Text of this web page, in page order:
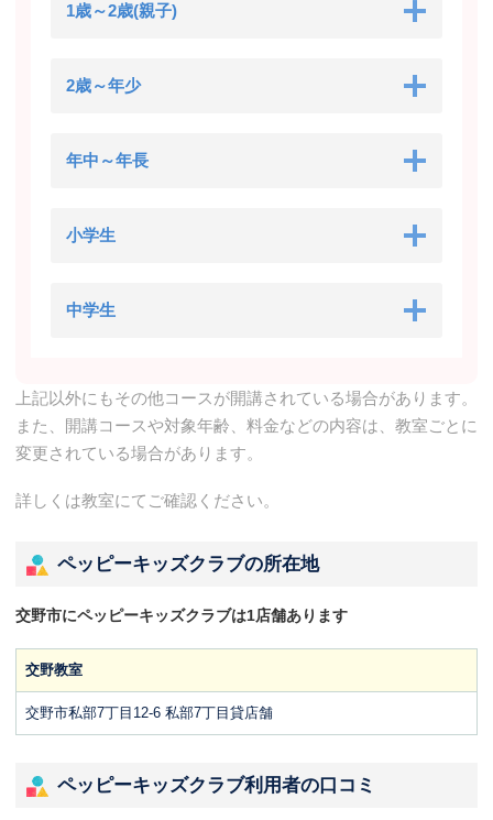
1歳～2歳(親子)
2歳～年少
年中～年長
小学生
中学生
上記以外にもその他コースが開講されている場合があります。
また、開講コースや対象年齢、料金などの内容は、教室ごとに
変更されている場合があります。
詳しくは教室にてご確認ください。
ペッピーキッズクラブの所在地
交野市にペッピーキッズクラブは1店舗あります
交野教室
交野市私部7丁目12-6 私部7丁目貸店舗
ペッピーキッズクラブ利用者の口コミ